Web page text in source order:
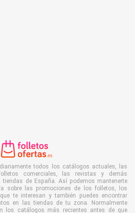
todos los catálogos actuales, las
comerciales, las revistas y demás
de España. Así podemos mantenerte
a sobre las promociones de los folletos, los
te interesan y también puedes encontrar
en las tiendas de tu zona. Normalmente
los catálogos más recientes antes de que